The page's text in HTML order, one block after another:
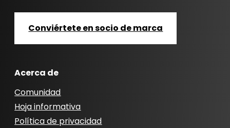
Conviértete en socio de marca
Acerca de
Comunidad
Hoja informativa
Política de privacidad